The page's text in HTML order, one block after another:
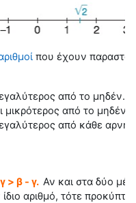
που έχουν
από το μηδέν.
μικρότερος από το μηδέν.
από κάθε
> β - γ. Αν και στα δύο
αριθμό, τότε